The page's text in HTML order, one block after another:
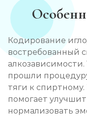
Лечение
от 5 000 ₽
Кодирование от
от 3 500 ₽
Кодирование на
Кодирование
востребованный
прошли
тяги к
помогает
нормализовать